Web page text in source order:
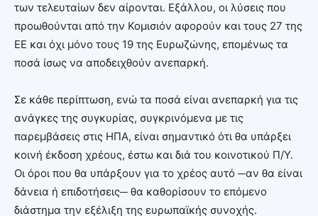
των τελευταίων δεν αίρονται. Εξάλλου, οι λύσεις που
προωθούνται από την Κομισιόν αφορούν και τους 27 της
ΕΕ και όχι μόνο τους 19 της Ευρωζώνης, επομένως τα
ποσά ίσως να αποδειχθούν ανεπαρκή.
Σε κάθε περίπτωση, ενώ τα ποσά είναι ανεπαρκή για τις
ανάγκες της συγκυρίας, συγκρινόμενα με τις
παρεμβάσεις στις ΗΠΑ, είναι σημαντικό ότι θα υπάρξει
κοινή έκδοση χρέους, έστω και διά του κοινοτικού Π/Υ.
Οι όροι που θα υπάρξουν για το χρέος αυτό ─αν θα είναι
δάνεια ή επιδοτήσεις─ θα καθορίσουν το επόμενο
διάστημα την εξέλιξη της ευρωπαϊκής συνοχής.